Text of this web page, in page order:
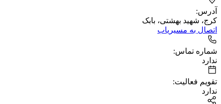
آدرس:
کرج، شهید بهشتى، بابک
اتصال به مسیریاب
شماره تماس:
ندارد
تقویم فعالیت:
ندارد